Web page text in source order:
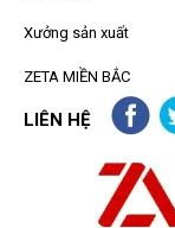
Xưởng sản xuất
ZETA MIỀN BẮC
LIÊN HỆ